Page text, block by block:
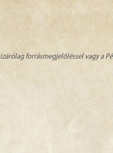
forrásmegjelöléssel vagy a